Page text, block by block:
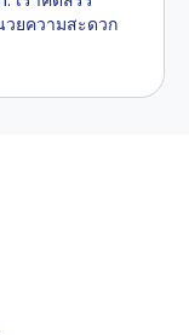
ยความสะดวก